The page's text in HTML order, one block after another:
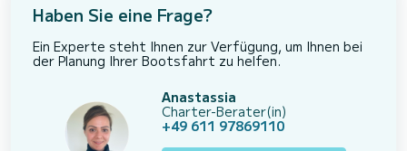
Haben Sie eine Frage?
Ein Experte steht Ihnen zur Verfügung, um Ihnen bei
der Planung Ihrer Bootsfahrt zu helfen.
Anastassia
Charter-Berater(in)
+49 611 97869110